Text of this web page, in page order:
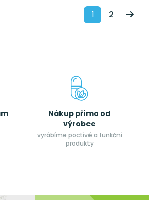
1 2
Nákup přímo od
výrobce
vyrábíme poctívé a funkční
produkty